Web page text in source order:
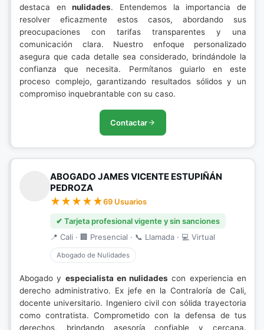
destaca ennulidades. Entendemos la importancia de
resolver eficazmente estos casos, abordando sus
preocupaciones con tarifas transparentes y una
comunicación clara. Nuestro enfoque personalizado
asegura que cada detalle sea considerado, brindándole la
confianza que necesita. Permítanos guiarlo en este
proceso complejo, garantizando resultados sólidos y un
compromiso inquebrantable con su caso.
Contactar
ABOGADO JAMES VICENTE ESTUPIÑÁN
PEDROZA
69 Usuarios
✔ Tarjeta profesional vigente y sin sanciones
📍 Cali · 🏢 Presencial · 📞 Llamada · 💻 Virtual
Abogado de Nulidades
Abogado y especialista en nulidades con experiencia en
derecho administrativo. Ex jefe en la Contraloría de Cali,
docente universitario. Ingeniero civil con sólida trayectoria
como contratista. Comprometido con la defensa de tus
derechos, brindando asesoría confiable y cercana.